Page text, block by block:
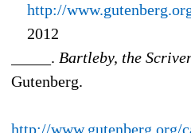
http://
2012
_____. Bartleby, the
Gutenberg.
http://www.gutenberg.org/